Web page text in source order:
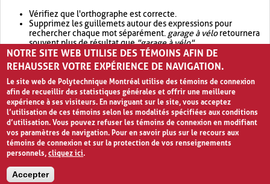
Vérifiez que l'orthographe est correcte.
Supprimez les guillemets autour des expressions pour
rechercher chaque mot séparément. garage à véloretournera
souvent plus de résultat que"garage à vélo".
Envisagez d'élargir votre recherche avec OR.garage OR vélo
retournera souvent plus de résultat quegarage à vélo
NOTRE SITE WEB UTILISE DES TÉMOINS AFIN DE
REHAUSSER VOTRE EXPÉRIENCE DE NAVIGATION.
Le site web de Polytechnique Montréal utilise des témoins de connexion
afin de recueillir des statistiques générales et offrir une meilleure
expérience à ses visiteurs. En naviguant sur le site, vous acceptez
l’utilisation de ces témoins selon les modalités spécifiées aux conditions
d’utilisation. Vous pouvez refuser les témoins de connexion en modifiant
vos paramètres de navigation. Pour en savoir plus sur le recours aux
témoins de connexion et sur la protection de vos renseignements
personnels,cliquez ici.
Accepter